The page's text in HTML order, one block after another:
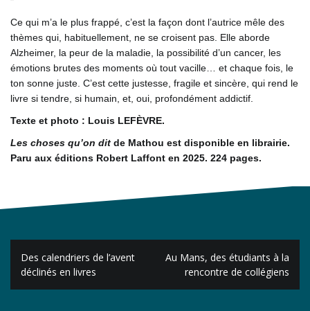
Ce qui m’a le plus frappé, c’est la façon dont l’autrice mêle des
thèmes qui, habituellement, ne se croisent pas. Elle aborde
Alzheimer, la peur de la maladie, la possibilité d’un cancer, les
émotions brutes des moments où tout vacille… et chaque fois, le
ton sonne juste. C’est cette justesse, fragile et sincère, qui rend le
livre si tendre, si humain, et, oui, profondément addictif.
Texte et photo : Louis LEFÈVRE.
Les choses qu’on dit de Mathou est disponible en librairie.
Paru aux éditions Robert Laffont en 2025. 224 pages.
Navigation
de
l’article
Des calendriers de l’avent
déclinés en livres
Au Mans, des étudiants à la
rencontre de collégiens